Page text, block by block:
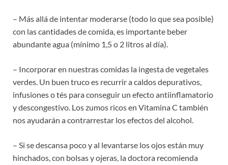
– Más allá de intentar moderarse (todo lo que sea posible)
con las cantidades de comida, es importante beber
abundante agua (mínimo 1,5 o 2 litros al día).
– Incorporar en nuestras comidas la ingesta de vegetales
verdes. Un buen truco es recurrir a caldos depurativos,
infusiones o tés para conseguir un efecto antiinflamatorio
y descongestivo. Los zumos ricos en Vitamina C también
nos ayudarán a contrarrestar los efectos del alcohol.
– Si se descansa poco y al levantarse los ojos están muy
hinchados, con bolsas y ojeras, la doctora recomienda